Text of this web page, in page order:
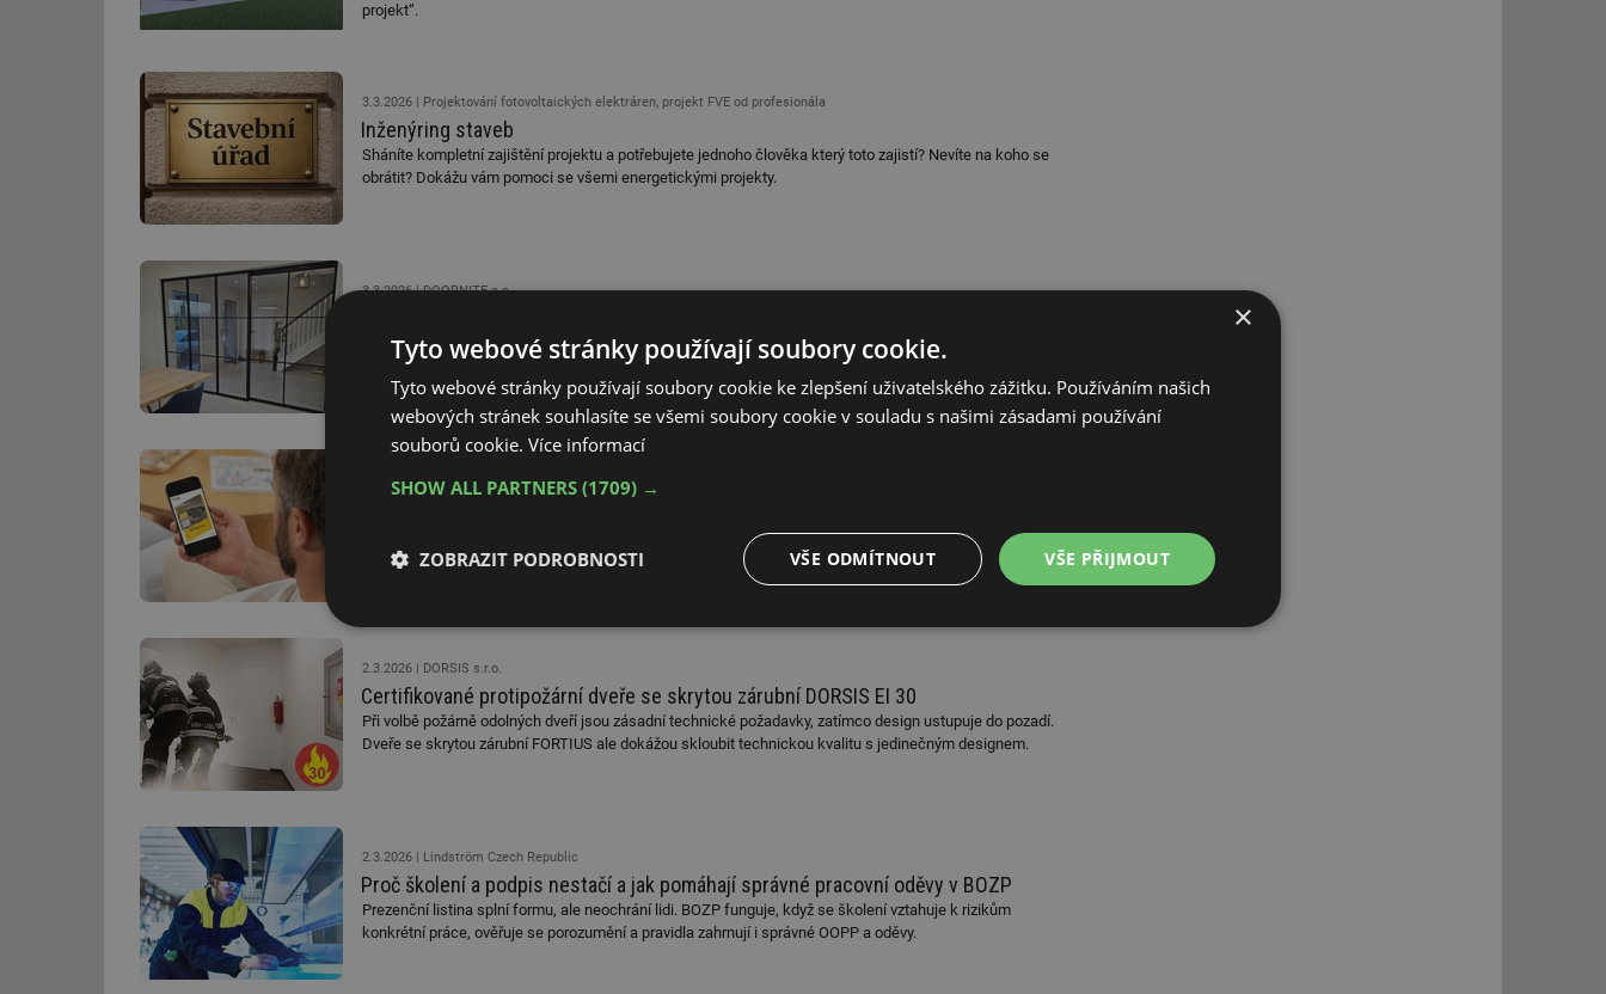
projekt“.
3.3.2026 Projektování fotovoltaických elektráren, projekt FVE od profesionála
Inženýring staveb
Sháníte kompletní zajištění projektu a potřebujete jednoho člověka který toto zajistí? Nevíte na koho se
obrátit? Dokážu vám pomoci se všemi energetickými projekty.
3.3.2026 DOORNITE a.s.
Produktová řada Steel Design od DOORNITE je ideálním řešením pro ty, kteří hledají spojení designu,
praktičnosti a originality pro moderní interiéry a funkční prostory.
Isover: nový ceník a přehled novinek v sortimentu
přehlednější strukturu dokumentu, zpřesnění informací k dodání a aktualizované kontakty na zákaznický
servis. Cílem je usnadnit orientaci v sortimentu a zjednodušit přípravu zakázek.
2.3.2026 DORSIS s.r.o.
Certifikované protipožární dveře se skrytou zárubní DORSIS EI 30
Při volbě požárně odolných dveří jsou zásadní technické požadavky, zatímco design ustupuje do pozadí.
Dveře se skrytou zárubní FORTIUS ale dokážou skloubit technickou kvalitu s jedinečným designem.
2.3.2026 Lindström Czech Republic
Proč školení a podpis nestačí a jak pomáhají správné pracovní oděvy v BOZP
Prezenční listina splní formu, ale neochrání lidi. BOZP funguje, když se školení vztahuje k rizikům
konkrétní práce, ověřuje se porozumění a pravidla zahrnují i správné OOPP a oděvy.
×
Tyto webové stránky používají soubory cookie.
Tyto webové stránky používají soubory cookie ke zlepšení uživatelského zážitku. Používáním našich
webových stránek souhlasíte se všemi soubory cookie v souladu s našimi zásadami používání
souborů cookie. Více informací
SHOW ALL PARTNERS (1709) →
VŠE PŘIJMOUT
VŠE ODMÍTNOUT
ZOBRAZIT PODROBNOSTI
Nezbytně nutné
Výkonové
Soubory cílení Funkční soubory
Nezařazené
Nezbytně nutné soubory cookie umožňují základní funkce webových stránek, jako je přihlášení uživatele a správa účtu. Webové
stránky nelze bez nezbytně nutných souborů cookie správně používat.
Název
Provider/
Doména
Vyprší Popis